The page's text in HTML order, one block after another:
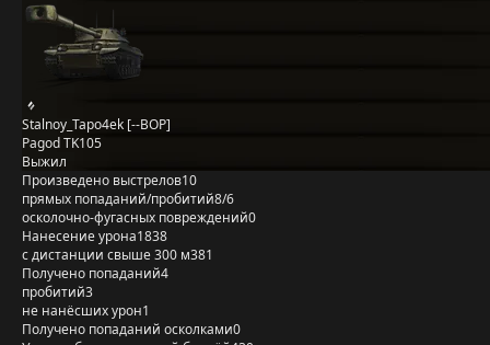
Stalnoy_Tapo4ek [--BOP]
Pagod TK105
Выжил
Произведено выстрелов10
прямых попаданий/пробитий8/6
осколочно-фугасных повреждений0
Нанесение урона1838
с дистанции свыше 300 м381
Получено попаданий4
пробитий3
не нанёсших урон1
Получено попаданий осколками0